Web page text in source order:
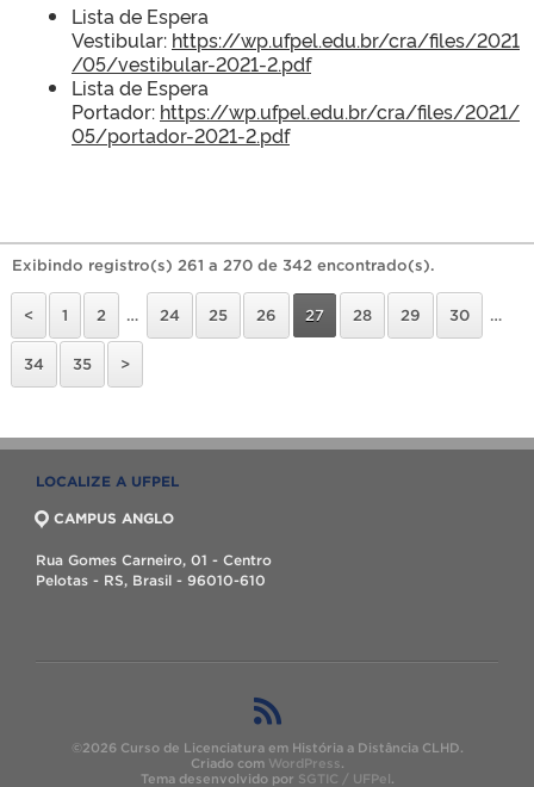
Lista de Espera
Vestibular: https://wp.ufpel.edu.br/cra/files/2021
/05/vestibular-2021-2.pdf
Lista de Espera
Portador: https://wp.ufpel.edu.br/cra/files/2021/
05/portador-2021-2.pdf
Exibindo registro(s) 261 a 270 de 342 encontrado(s).
< 1 2 … 24 25 26 27 28 29 30 …
34 35 >
LOCALIZE A UFPEL
CAMPUS ANGLO
Rua Gomes Carneiro, 01 - Centro
Pelotas - RS, Brasil - 96010-610
©2026 Curso de Licenciatura em História a Distância CLHD.
Criado com WordPress.
Tema desenvolvido por SGTIC / UFPel.